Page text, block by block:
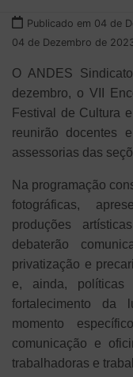
Publicado em 04 de
04 de Dezembro de
O ANDES
dezembro, o VII
Festival de Cultura
reunirão docentes
assessorias das
Na programação
fotográficas,
produções
debaterão
privatização e
e, ainda, políticas
fortalecimento da
momento
comunicação e
trabalhadoras e